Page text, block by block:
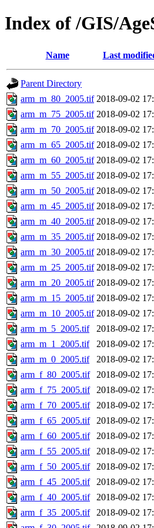
Index of /GIS/
Name Last
Parent Directory
arm_m_80_2005.tif 2018-09-02
arm_m_75_2005.tif 2018-09-02
arm_m_70_2005.tif 2018-09-02
arm_m_65_2005.tif 2018-09-02
arm_m_60_2005.tif 2018-09-02
arm_m_55_2005.tif 2018-09-02
arm_m_50_2005.tif 2018-09-02
arm_m_45_2005.tif 2018-09-02
arm_m_40_2005.tif 2018-09-02
arm_m_35_2005.tif 2018-09-02
arm_m_30_2005.tif 2018-09-02
arm_m_25_2005.tif 2018-09-02
arm_m_20_2005.tif 2018-09-02
arm_m_15_2005.tif 2018-09-02
arm_m_10_2005.tif 2018-09-02
arm_m_5_2005.tif
2018-09-02
arm_m_1_2005.tif
2018-09-02
arm_m_0_2005.tif
2018-09-02
arm_f_80_2005.tif
2018-09-02
arm_f_75_2005.tif
2018-09-02
arm_f_70_2005.tif
2018-09-02
arm_f_65_2005.tif
2018-09-02
arm_f_60_2005.tif
2018-09-02
arm_f_55_2005.tif
2018-09-02
arm_f_50_2005.tif
2018-09-02
arm_f_45_2005.tif
2018-09-02
arm_f_40_2005.tif
2018-09-02
arm_f_35_2005.tif
2018-09-02